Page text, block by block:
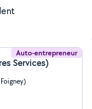
Auto-entrepreneur
Services)